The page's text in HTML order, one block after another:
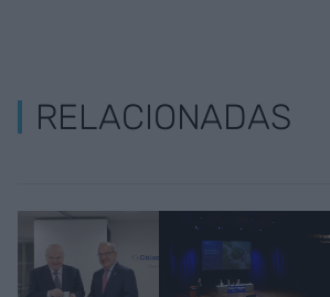
RELACIONADAS